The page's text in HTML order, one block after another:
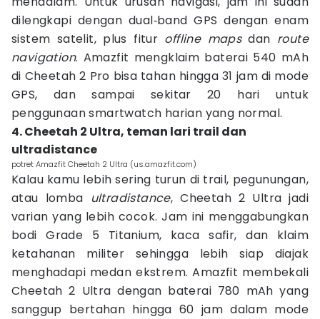
dilengkapi dengan dual‑band GPS dengan enam
sistem satelit, plus fitur offline mapsdan route
navigation. Amazfit mengklaim baterai 540 mAh
di Cheetah 2 Pro bisa tahan hingga 31 jam di mode
GPS, dan sampai sekitar 20 hari untuk
penggunaan smartwatch harian yang normal.
4. Cheetah 2 Ultra, teman lari trail dan
ultradistance
potret Amazfit Cheetah 2 Ultra (us.amazfit.com)
Kalau kamu lebih sering turun di trail, pegunungan,
atau lomba ultradistance, Cheetah 2 Ultra jadi
varian yang lebih cocok. Jam ini menggabungkan
bodi Grade 5 Titanium, kaca safir, dan klaim
ketahanan militer sehingga lebih siap diajak
menghadapi medan ekstrem. Amazfit membekali
Cheetah 2 Ultra dengan baterai 780 mAh yang
sanggup bertahan hingga 60 jam dalam mode